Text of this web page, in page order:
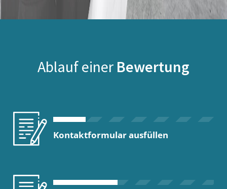
Ablauf einer Bewertung
Kontaktformular ausfüllen